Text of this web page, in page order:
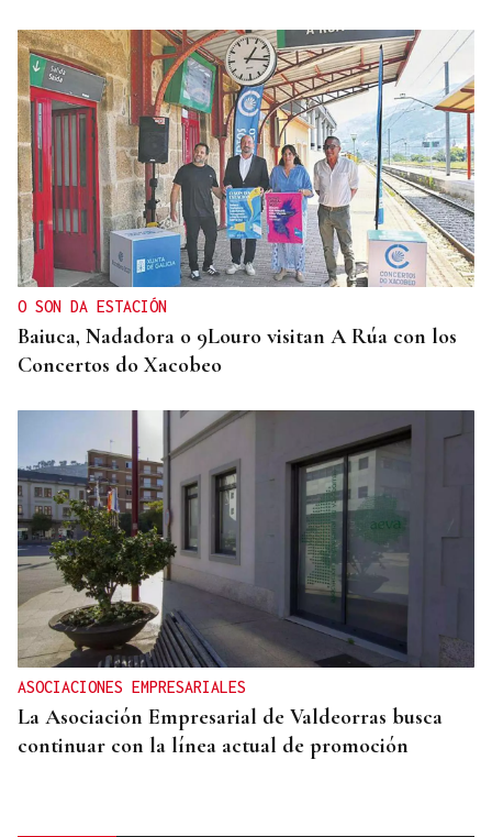
O SON DA ESTACIÓN
Baiuca, Nadadora o 9Louro visitan A Rúa con los
Concertos do Xacobeo
ASOCIACIONES EMPRESARIALES
La Asociación Empresarial de Valdeorras busca
continuar con la línea actual de promoción